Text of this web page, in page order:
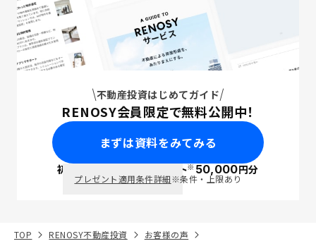
不動産投資はじめてガイド
RENOSY会員限定で無料公開中！
まずは資料をみてみる
初回面談で ポイント※50,000円分
プレゼント適用条件詳細※条件・上限あり
TOP RENOSY不動産投資
お客様の声